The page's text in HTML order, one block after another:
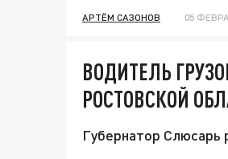
АРТЁМ САЗОНОВ 05
ВОДИТЕЛЬ
РОСТОВСКОЙ
Губернатор Слюсарь